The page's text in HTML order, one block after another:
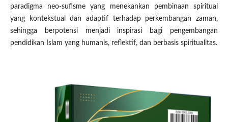
paradigma neo-sufisme yang menekankan pembinaan spiritual
yang kontekstual dan adaptif terhadap perkembangan zaman,
sehingga berpotensi menjadi inspirasi bagi pengembangan
pendidikan Islam yang humanis, reflektif, dan berbasis spiritualitas.